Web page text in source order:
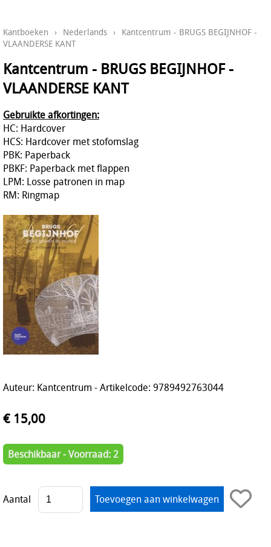
Kantboeken › Nederlands › Kantcentrum - BRUGS BEGIJNHOF -
VLAANDERSE KANT
Kantcentrum - BRUGS BEGIJNHOF -
VLAANDERSE KANT
Gebruikte afkortingen:
HC: Hardcover
HCS: Hardcover met stofomslag
PBK: Paperback
PBKF: Paperback met flappen
LPM: Losse patronen in map
RM: Ringmap
Auteur: Kantcentrum - Artikelcode: 9789492763044
€ 15,00
Beschikbaar - Voorraad: 2
Aantal